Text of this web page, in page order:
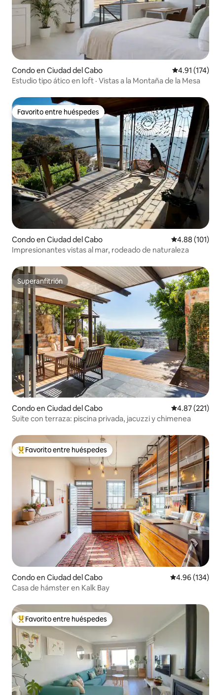
Condo en Ciudad del Cabo Calificación
4.91 (174)
Estudio tipo ático en loft · Vistas a la Montaña de la Mesa
Favorito entre huéspedes
Favorito entre huéspedes
Condo en Ciudad del Cabo Calificación
4.88 (101)
Impresionantes vistas al mar, rodeado de naturaleza
Superanfitrión
Superanfitrión
Condo en Ciudad del Cabo Calificación
4.87 (221)
Suite con terraza: piscina privada, jacuzzi y chimenea
Favorito entre huéspedes preferido
Favorito entre huéspedes
Condo en Ciudad del Cabo Calificación
4.96 (134)
Casa de hámster en Kalk Bay
Favorito entre huéspedes preferido
Favorito entre huéspedes